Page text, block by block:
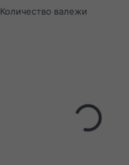
Количество валежи